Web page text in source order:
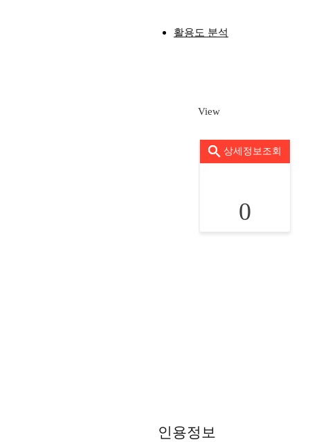
활용도 분석
View
상세정보조회
0
인용정보